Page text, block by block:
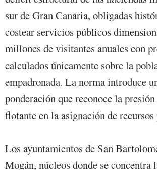
sur de Gran Canaria, obligadas
costear servicios públicos
millones de visitantes anuales con
calculados únicamente sobre la
empadronada. La norma introduce
ponderación que reconoce la
flotante en la asignación de
Los ayuntamientos de San
Mogán, núcleos donde se concentra